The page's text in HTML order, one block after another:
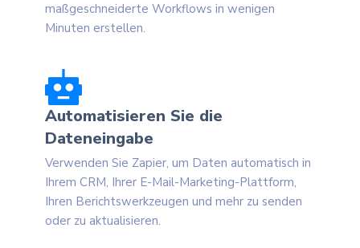
maßgeschneiderte Workflows in wenigen
Minuten erstellen.
Automatisieren Sie die
Dateneingabe
Verwenden Sie Zapier, um Daten automatisch in
Ihrem CRM, Ihrer E-Mail-Marketing-Plattform,
Ihren Berichtswerkzeugen und mehr zu senden
oder zu aktualisieren.